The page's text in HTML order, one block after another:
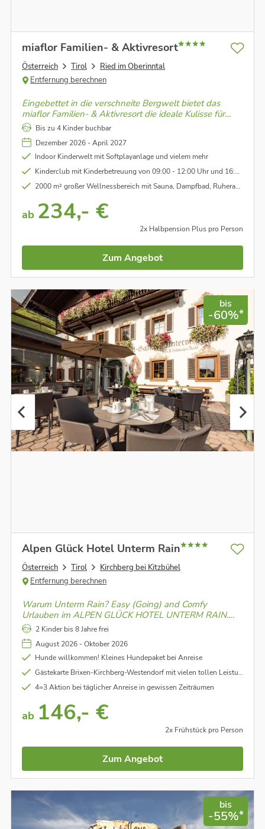
miaflor Familien- & Aktivresort
Österreich Tirol
Ried im Oberinntal
Entfernung berechnen
Eingebettet in die verschneite Bergwelt bietet das
miaflor Familien- & Aktivresort die ideale Kulisse für
einen unvergesslichen Winterurlaub. Genieße den
Winter in vollen Zügen, und schaffe Erinnerungen, die
bleiben.
Bis zu 4 Kinder buchbar
Dezember 2026 - April 2027
Indoor Kinderwelt mit Softplayanlage und vielem mehr
Kinderclub mit Kinderbetreuung von 09:00 - 12:00 Uhr und 16:00 - 20:00 Uhr für Kinder ab 3 Jahren.
2000 m² großer Wellnessbereich mit Sauna, Dampfbad, Ruheraum und Tepidarium
ab 234,- €
2x Halbpension Plus pro Person
Zum Angebot
bis
-60%*
Alpen Glück Hotel Unterm Rain
Österreich Tirol
Kirchberg bei Kitzbühel
Entfernung berechnen
Warum Unterm Rain? Easy (Going) and Comfy
Urlauben im ALPEN GLÜCK HOTEL UNTERM RAIN.
Tradition trifft Alpinen Lifestyle in Kirchberg bei
Kitzbühel.
2 Kinder bis 8 Jahre frei
August 2026 - Oktober 2026
Hunde willkommen! Kleines Hundepaket bei Anreise
Gästekarte Brixen-Kirchberg-Westendorf mit vielen tollen Leistungen und Ermäßigungen
4=3 Aktion bei täglicher Anreise in gewissen Zeiträumen
ab 146,- €
2x Frühstück pro Person
Zum Angebot
bis
-55%*